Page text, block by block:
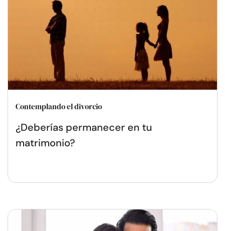
Contemplando el divorcio
¿Deberías permanecer en tu
matrimonio?